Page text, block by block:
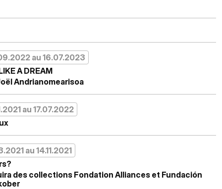
au 16.07.2023
A DREAM
Andrianomearisoa
au 17.07.2022
au 14.11.2021
des collections Fondation Alliances et Fundación